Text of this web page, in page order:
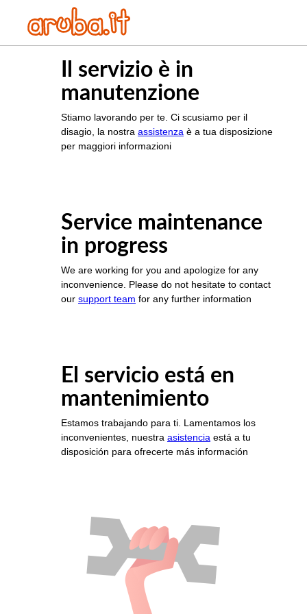
Il servizio è in
manutenzione
Stiamo lavorando per te. Ci scusiamo per il
disagio, la nostra assistenza è a tua disposizione
per maggiori informazioni
Service maintenance
in progress
We are working for you and apologize for any
inconvenience. Please do not hesitate to contact
our support team for any further information
El servicio está en
mantenimiento
Estamos trabajando para ti. Lamentamos los
inconvenientes, nuestra asistencia está a tu
disposición para ofrecerte más información